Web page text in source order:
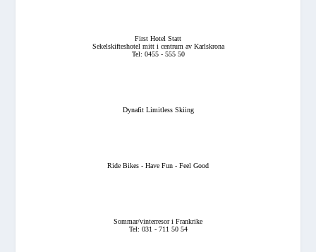
First Hotel Statt
Sekelskifteshotel mitt i centrum av Karlskrona
Tel: 0455 - 555 50
Dynafit Limitless Skiing
Ride Bikes - Have Fun - Feel Good
Sommar/vinterresor i Frankrike
Tel: 031 - 711 50 54